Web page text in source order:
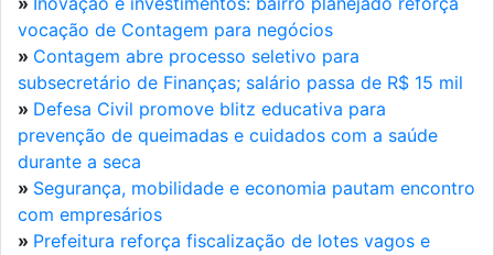
vocação de Contagem para negócios
» Contagem abre processo seletivo para
subsecretário de Finanças; salário passa de R$ 15 mil
» Defesa Civil promove blitz educativa para
prevenção de queimadas e cuidados com a saúde
durante a seca
» Segurança, mobilidade e economia pautam encontro
com empresários
» Prefeitura reforça fiscalização de lotes vagos e